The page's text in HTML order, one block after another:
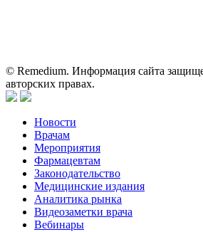
© Remedium. Информация сайта
авторских правах.
Новости
Врачам
Мероприятия
Фармацевтам
Законодательство
Медицинские издания
Аналитика рынка
Видеозаметки врача
Вебинары